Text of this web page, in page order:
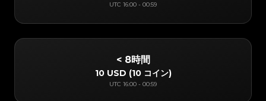
UTC 16:00 - 00:59
< 8時間
10 USD (10 コイン)
UTC 16:00 - 00:59